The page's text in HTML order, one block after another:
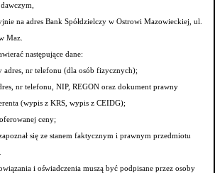
na adres Bank Spółdzielczy w Ostrowi Mazowieckiej, ul.
Maz.
następujące dane:
adres, nr telefonu (dla osób fizycznych);
nr telefonu, NIP, REGON oraz dokument prawny
(wypis z KRS, wypis z CEIDG);
ceny;
się ze stanem faktycznym i prawnym przedmiotu
i oświadczenia muszą być podpisane przez osoby